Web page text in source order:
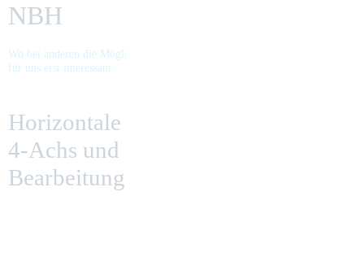
NBH
Wo bei anderen die Möglichkeiten enden, wird es
für uns erst interessant.
Horizontale
4-Achs und 5-Achs
Bearbeitungszentren